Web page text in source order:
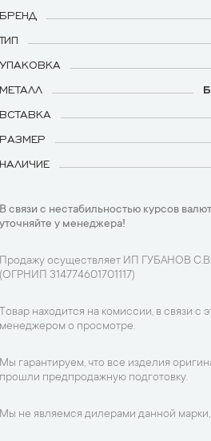
БРЕНД
ТИП
УПАКОВКА
МЕТАЛЛ
ВСТАВКА
РАЗМЕР
НАЛИЧИЕ
В связи с нестабильностью курсов
уточняйте у менеджера!
Продажу осуществляет ИП ГУБАНОВ С.В.
(ОГРНИП 314774601701117)
Товар находится на комиссии, в связи с
менеджером о просмотре.
Мы гарантируем, что все изделия
прошли предпродажную подготовку.
Мы не являемся дилерами данной